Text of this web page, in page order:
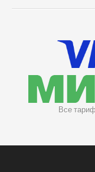
Все